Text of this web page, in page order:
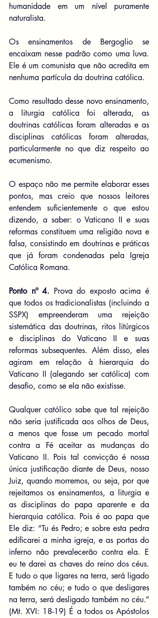
humanidade em um nível puramente
naturalista.
Os ensinamentos de Bergoglio se
encaixam nesse padrão como uma luva.
Ele é um comunista que não acredita em
nenhuma partícula da doutrina católica.
Como resultado desse novo ensinamento,
a liturgia católica foi alterada, as
doutrinas católicas foram alteradas e as
disciplinas católicas foram alteradas,
particularmente no que diz respeito ao
ecumenismo.
O espaço não me permite elaborar esses
pontos, mas creio que nossos leitores
entendem suficientemente o que estou
dizendo, a saber: o Vaticano II e suas
reformas constituem uma religião nova e
falsa, consistindo em doutrinas e práticas
que já foram condenadas pela Igreja
Católica Romana.
Ponto nº 4. Prova do exposto acima é
que todos os tradicionalistas (incluindo a
SSPX) empreenderam uma rejeição
sistemática das doutrinas, ritos litúrgicos
e disciplinas do Vaticano II e suas
reformas subsequentes. Além disso, eles
agiram em relação à hierarquia do
Vaticano II (alegando ser católica) com
desafio, como se ela não existisse.
Qualquer católico sabe que tal rejeição
não seria justificada aos olhos de Deus,
a menos que fosse um pecado mortal
contra a Fé aceitar as mudanças do
Vaticano II. Pois tal convicção é nossa
única justificação diante de Deus, nosso
Juiz, quando morremos, ou seja, por que
rejeitamos os ensinamentos, a liturgia e
as disciplinas do papa aparente e da
hierarquia católica. Pois é ao papa que
Ele diz: “Tu és Pedro; e sobre esta pedra
edificarei a minha igreja, e as portas do
inferno não prevalecerão contra ela. E
eu te darei as chaves do reino dos céus.
E tudo o que ligares na terra, será ligado
também no céu; e tudo o que desligares
na terra, será desligado também no céu.”
(Mt. XVI: 18-19) É a todos os Apóstolos